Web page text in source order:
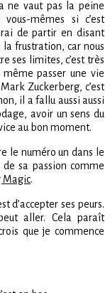
ne vaut pas la peine
vous-mêmes si c’est
de partir en disant
frustration, car nous
ses limites, c’est très
passer une vie
Zuckerberg, c’est
il a fallu aussi aussi
avoir un sens du
au bon moment.
le numéro un dans le
sa passion comme
Magic.
d’accepter ses peurs.
aller. Cela paraît
que je commence